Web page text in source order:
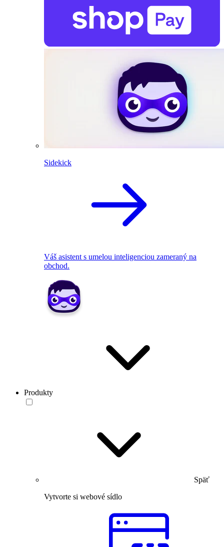
Sidekick
Váš asistent s umelou inteligenciou zameraný na
obchod.
Produkty
Späť
Vytvorte si webové sídlo